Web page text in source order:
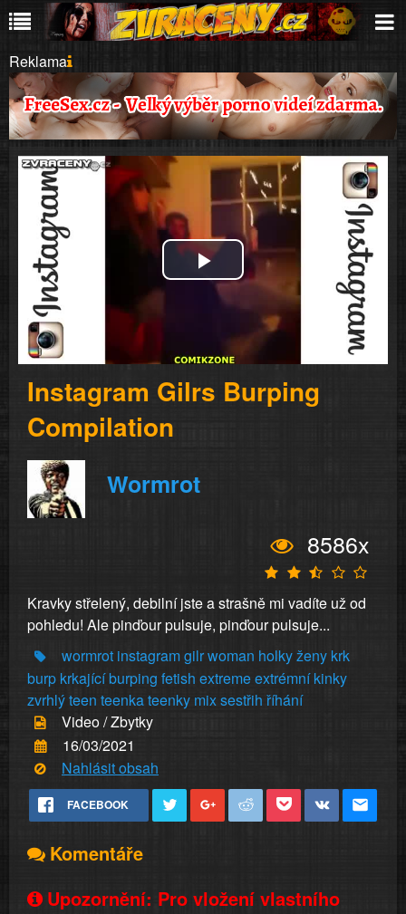
Reklama
Play
Video
Instagram Gilrs Burping
Compilation
Wormrot
8586x
Kravky střelený, debilní jste a strašně mi vadíte už od
pohledu! Ale pinďour pulsuje, pinďour pulsuje...
wormrot instagramgilrwoman holkyženy krk
burp krkajícíburping fetish extremeextrémní kinky
zvrhlýteen teenkateenky mixsestřih říhání
Video / Zbytky
16/03/2021
Nahlásit obsah
FACEBOOK
Komentáře
Upozornění: Pro vložení vlastního